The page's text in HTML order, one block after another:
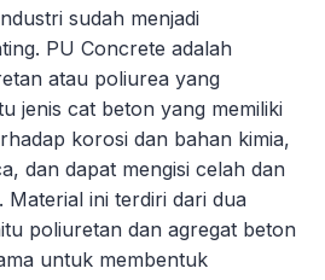
sudah menjadi
PU Concrete adalah
atau poliurea yang
jenis cat beton yang memiliki
korosi dan bahan kimia,
dan dapat mengisi celah dan
Material ini terdiri dari dua
poliuretan dan agregat beton
untuk membentuk